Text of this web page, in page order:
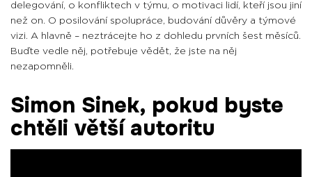
delegování, o konfliktech v týmu, o motivaci lidí, kteří jsou jiní
než on. O posilování spolupráce, budování důvěry a týmové
vizi. A hlavně – neztrácejte ho z dohledu prvních šest měsíců.
Buďte vedle něj, potřebuje vědět, že jste na něj
nezapomněli.
Simon Sinek, pokud byste
chtěli větší autoritu